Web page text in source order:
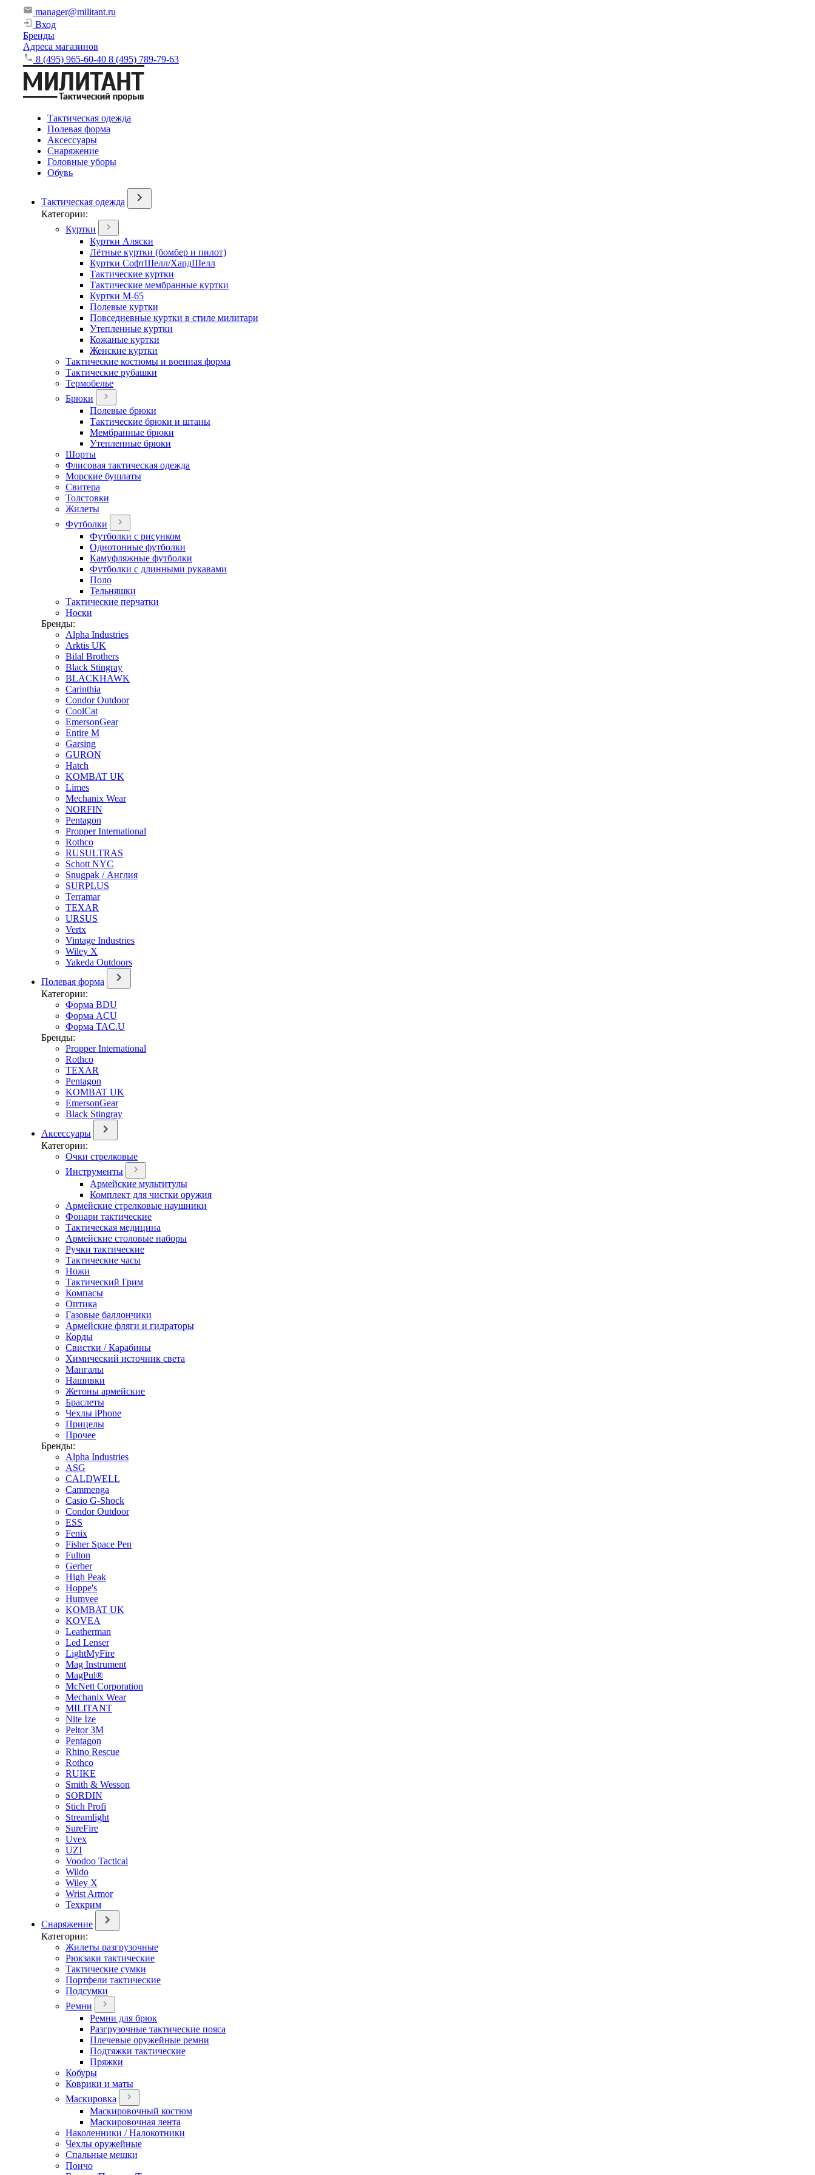
manager@militant.ru
Вход
Бренды
Адреса магазинов
8 (495) 965-60-40 8 (495) 789-79-63
Тактическая одежда
Полевая форма
Аксессуары
Снаряжение
Головные уборы
Обувь
Тактическая одежда
Категории:
Куртки
Куртки Аляски
Лётные куртки (бомбер и пилот)
Куртки СофтШелл/ХардШелл
Тактические куртки
Тактические мембранные куртки
Куртки М-65
Полевые куртки
Повседневные куртки в стиле милитари
Утепленные куртки
Кожаные куртки
Женские куртки
Тактические костюмы и военная форма
Тактические рубашки
Термобелье
Брюки
Полевые брюки
Тактические брюки и штаны
Мембранные брюки
Утепленные брюки
Шорты
Флисовая тактическая одежда
Морские бушлаты
Свитера
Толстовки
Жилеты
Футболки
Футболки с рисунком
Однотонные футболки
Камуфляжные футболки
Футболки с длинными рукавами
Поло
Тельняшки
Тактические перчатки
Носки
Бренды:
Alpha Industries
Arktis UK
Bilal Brothers
Black Stingray
BLACKHAWK
Carinthia
Condor Outdoor
CoolCat
EmersonGear
Entire M
Garsing
GURON
Hatch
KOMBAT UK
Limes
Mechanix Wear
NORFIN
Pentagon
Propper International
Rothco
RUSULTRAS
Schott NYC
Snugpak / Англия
SURPLUS
Terramar
TEXAR
URSUS
Vertx
Vintage Industries
Wiley X
Yakeda Outdoors
Полевая форма
Категории:
Форма BDU
Форма ACU
Форма TAC.U
Бренды:
Propper International
Rothco
TEXAR
Pentagon
KOMBAT UK
EmersonGear
Black Stingray
Аксессуары
Категории:
Очки стрелковые
Инструменты
Армейские мультитулы
Комплект для чистки оружия
Армейские стрелковые наушники
Фонари тактические
Тактическая медицина
Армейские столовые наборы
Ручки тактические
Тактические часы
Ножи
Тактический Грим
Компасы
Оптика
Газовые баллончики
Армейские фляги и гидраторы
Корды
Свистки / Карабины
Химический источник света
Мангалы
Нашивки
Жетоны армейские
Браслеты
Чехлы iPhone
Прицелы
Прочее
Бренды:
Alpha Industries
ASG
CALDWELL
Cammenga
Casio G-Shock
Condor Outdoor
ESS
Fenix
Fisher Space Pen
Fulton
Gerber
High Peak
Hoppe's
Humvee
KOMBAT UK
KOVEA
Leatherman
Led Lenser
LightMyFire
Mag Instrument
MagPul®
McNett Corporation
Mechanix Wear
MILITANT
Nite Ize
Peltor 3M
Pentagon
Rhino Rescue
Rothco
RUIKE
Smith & Wesson
SORDIN
Stich Profi
Streamlight
SureFire
Uvex
UZI
Voodoo Tactical
Wildo
Wiley X
Wrist Armor
Техкрим
Снаряжение
Категории:
Жилеты разгрузочные
Рюкзаки тактические
Тактические сумки
Портфели тактические
Подсумки
Ремни
Ремни для брюк
Разгрузочные тактические пояса
Плечевые оружейные ремни
Подтяжки тактические
Пряжки
Кобуры
Коврики и маты
Маскировка
Маскировочный костюм
Маскировочная лента
Наколенники / Налокотники
Чехлы оружейные
Спальные мешки
Пончо